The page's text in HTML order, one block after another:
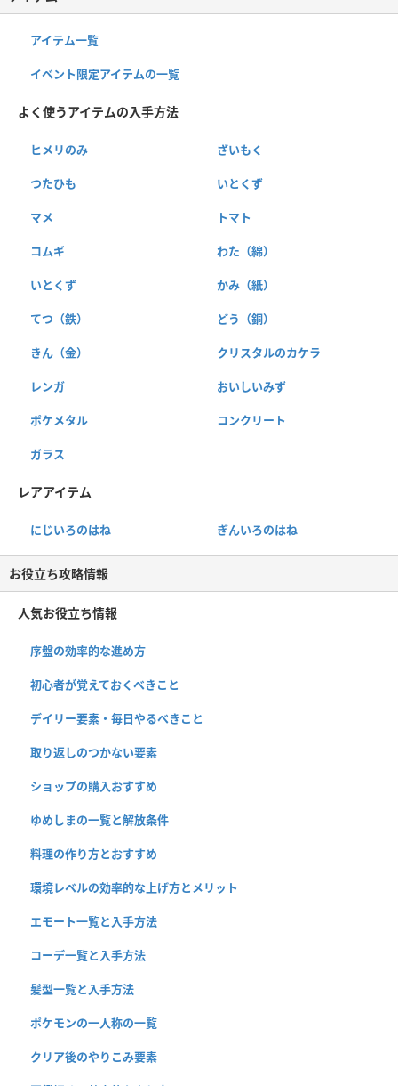
アイテム一覧
イベント限定アイテムの一覧
よく使うアイテムの入手方法
ヒメリのみ ざいもく
つたひも いとくず
マメ トマト
コムギ わた（綿）
いとくず かみ（紙）
てつ（鉄） どう（銅）
きん（金） クリスタルのカケラ
レンガ おいしいみず
ポケメタル コンクリート
ガラス
レアアイテム
にじいろのはね ぎんいろのはね
お役立ち攻略情報
人気お役立ち情報
序盤の効率的な進め方
初心者が覚えておくべきこと
デイリー要素・毎日やるべきこと
取り返しのつかない要素
ショップの購入おすすめ
ゆめしまの一覧と解放条件
料理の作り方とおすすめ
環境レベルの効率的な上げ方とメリット
エモート一覧と入手方法
コーデ一覧と入手方法
髪型一覧と入手方法
ポケモンの一人称の一覧
クリア後のやりこみ要素